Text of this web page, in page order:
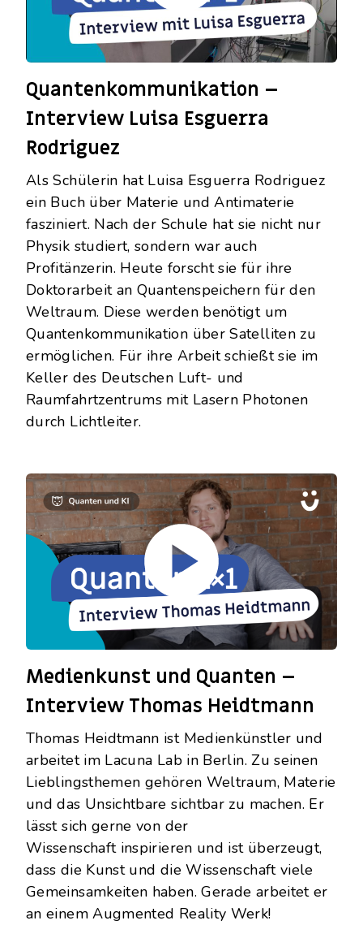
Quantenkommunikation –
Interview Luisa Esguerra
Rodriguez
Als Schülerin hat Luisa Esguerra Rodriguez
ein Buch über Materie und Antimaterie
fasziniert. Nach der Schule hat sie nicht nur
Physik studiert, sondern war auch
Profitänzerin. Heute forscht sie für ihre
Doktorarbeit an Quantenspeichern für den
Weltraum. Diese werden benötigt um
Quantenkommunikation über Satelliten zu
ermöglichen. Für ihre Arbeit schießt sie im
Keller des Deutschen Luft- und
Raumfahrtzentrums mit Lasern Photonen
durch Lichtleiter.
Medienkunst und Quanten –
Interview Thomas Heidtmann
Thomas Heidtmann ist Medienkünstler und
arbeitet im Lacuna Lab in Berlin. Zu seinen
Lieblingsthemen gehören Weltraum, Materie
und das Unsichtbare sichtbar zu machen. Er
lässt sich gerne von der
Wissenschaftinspirieren und ist überzeugt,
dass die Kunst und die Wissenschaft viele
Gemeinsamkeiten haben. Gerade arbeitet er
an einem Augmented Reality Werk!